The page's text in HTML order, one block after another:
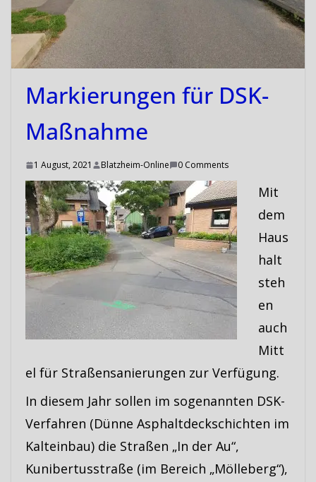
Markierungen für DSK-
Maßnahme
1 August, 2021 Blatzheim-Online 0 Comments
Mit
dem
Haus
halt
steh
en
auch
Mitt
el für Straßensanierungen zur Verfügung.
In diesem Jahr sollen im sogenannten DSK-
Verfahren (Dünne Asphaltdeckschichten im
Kalteinbau) die Straßen „In der Au“,
Kunibertusstraße (im Bereich „Mölleberg“),